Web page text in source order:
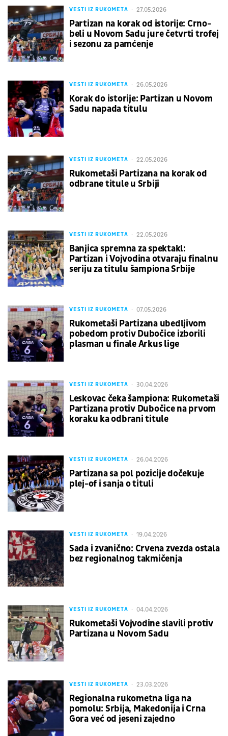
VESTI IZ RUKOMETA 27.05.2026
Partizan na korak od istorije: Crno-
beli u Novom Sadu jure četvrti trofej
i sezonu za pamćenje
VESTI IZ RUKOMETA 26.05.2026
Korak do istorije: Partizan u Novom
Sadu napada titulu
VESTI IZ RUKOMETA 22.05.2026
Rukometaši Partizana na korak od
odbrane titule u Srbiji
VESTI IZ RUKOMETA 22.05.2026
Banjica spremna za spektakl:
Partizan i Vojvodina otvaraju finalnu
seriju za titulu šampiona Srbije
VESTI IZ RUKOMETA 07.05.2026
Rukometaši Partizana ubedljivom
pobedom protiv Dubočice izborili
plasman u finale Arkus lige
VESTI IZ RUKOMETA 30.04.2026
Leskovac čeka šampiona: Rukometaši
Partizana protiv Dubočice na prvom
koraku ka odbrani titule
VESTI IZ RUKOMETA 26.04.2026
Partizana sa pol pozicije dočekuje
plej-of i sanja o tituli
VESTI IZ RUKOMETA 19.04.2026
Sada i zvanično: Crvena zvezda ostala
bez regionalnog takmičenja
VESTI IZ RUKOMETA 04.04.2026
Rukometaši Vojvodine slavili protiv
Partizana u Novom Sadu
VESTI IZ RUKOMETA 23.03.2026
Regionalna rukometna liga na
pomolu: Srbija, Makedonija i Crna
Gora već od jeseni zajedno